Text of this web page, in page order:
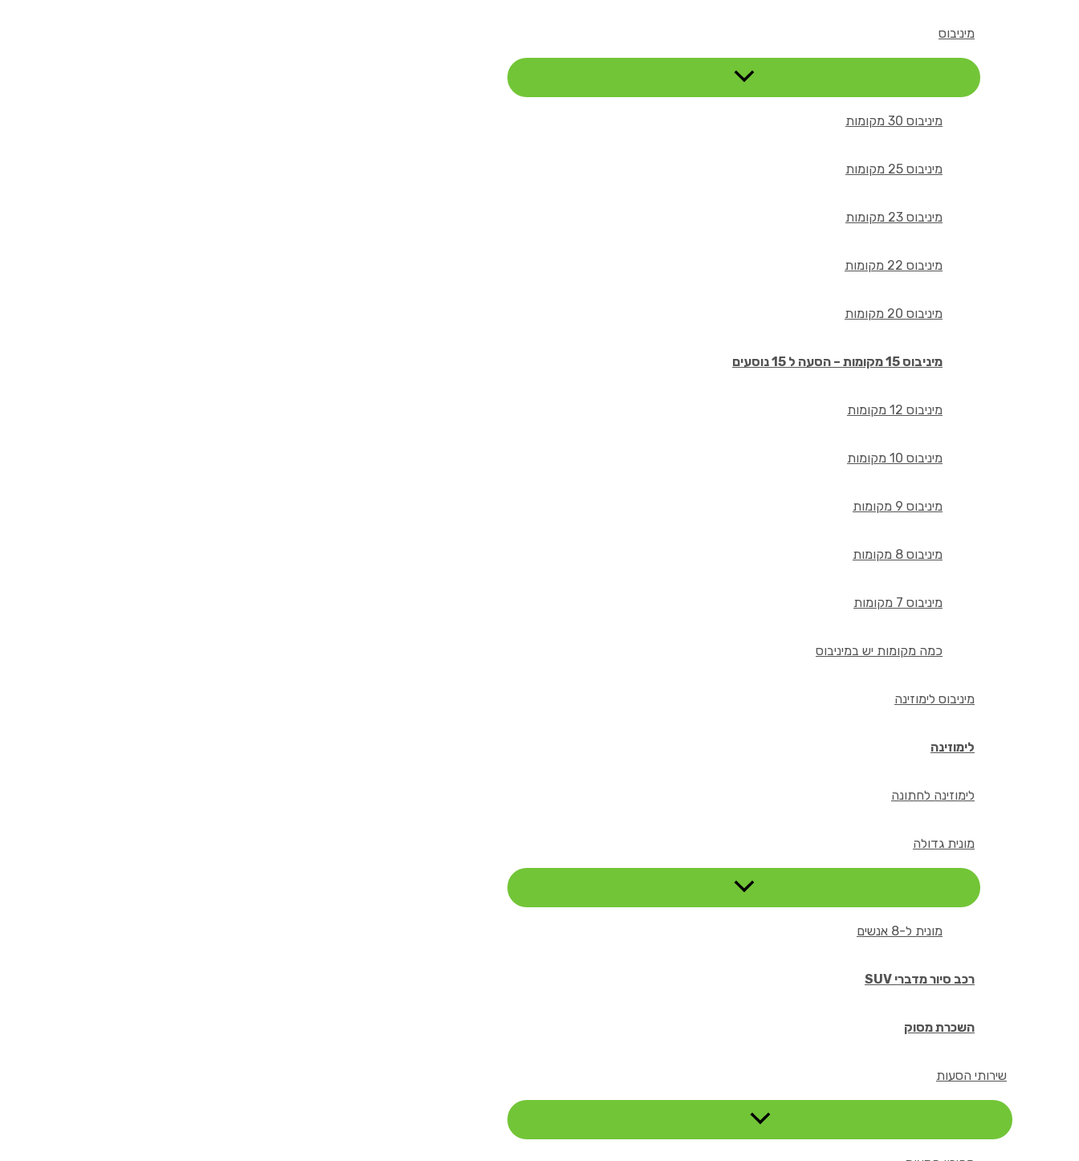
מיניבוס
מיניבוס 30 מקומות
מיניבוס 25 מקומות
מיניבוס 23 מקומות
מיניבוס 22 מקומות
מיניבוס 20 מקומות
מיניבוס 15 מקומות – הסעה ל 15 נוסעים
מיניבוס 12 מקומות
מיניבוס 10 מקומות
מיניבוס 9 מקומות
מיניבוס 8 מקומות
מיניבוס 7 מקומות
כמה מקומות יש במיניבוס
מיניבוס לימוזינה
לימוזינה
לימוזינה לחתונה
מונית גדולה
מונית ל-8 אנשים
רכב סיור מדברי SUV
השכרת מסוק
שירותי הסעות